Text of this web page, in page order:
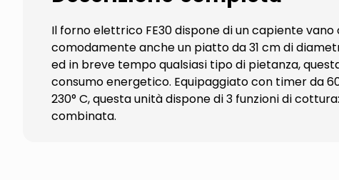
Il forno elettrico FE30 dispone di un capiente
comodamente anche un piatto da 31 cm di
ed in breve tempo qualsiasi tipo di pietanza,
consumo energetico. Equipaggiato con timer da
230° C, questa unità dispone di 3 funzioni di
combinata.